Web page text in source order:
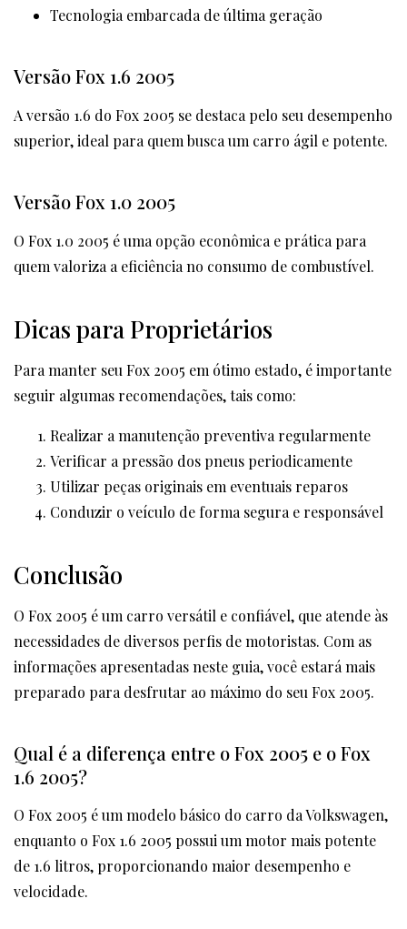
Tecnologia embarcada de última geração
Versão Fox 1.6 2005
A versão 1.6 do Fox 2005 se destaca pelo seu desempenho
superior, ideal para quem busca um carro ágil e potente.
Versão Fox 1.0 2005
O Fox 1.0 2005 é uma opção econômica e prática para
quem valoriza a eficiência no consumo de combustível.
Dicas para Proprietários
Para manter seu Fox 2005 em ótimo estado, é importante
seguir algumas recomendações, tais como:
Realizar a manutenção preventiva regularmente
Verificar a pressão dos pneus periodicamente
Utilizar peças originais em eventuais reparos
Conduzir o veículo de forma segura e responsável
Conclusão
O Fox 2005 é um carro versátil e confiável, que atende às
necessidades de diversos perfis de motoristas. Com as
informações apresentadas neste guia, você estará mais
preparado para desfrutar ao máximo do seu Fox 2005.
Qual é a diferença entre o Fox 2005 e o Fox
1.6 2005?
O Fox 2005 é um modelo básico do carro da Volkswagen,
enquanto o Fox 1.6 2005 possui um motor mais potente
de 1.6 litros, proporcionando maior desempenho e
velocidade.